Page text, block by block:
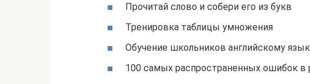
Прочитай слово и собери его из букв
Тренировка таблицы умножения
Обучение школьников английскому
100 самых распространенных ошибок в